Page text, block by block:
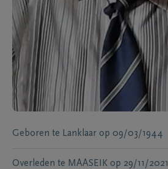
Geboren te Lanklaar op 09/03/1944
Overleden te MAASEIK op 29/11/2021